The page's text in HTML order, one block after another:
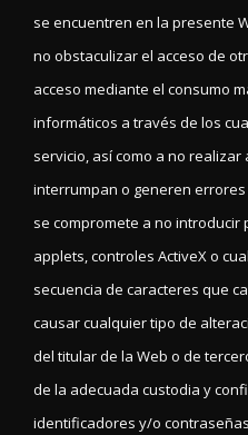
se encuentren en la presente
no obstaculizar el acceso de
acceso mediante el consumo
informáticos a través de los
servicio, así como a no
interrumpan o generen
se compromete a no introducir
applets, controles ActiveX o
secuencia de caracteres que
causar cualquier tipo de
del titular de la Web o de
de la adecuada custodia y
identificadores y/o